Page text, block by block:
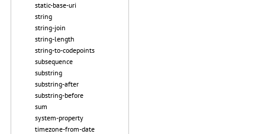
static-base-uri
string
string-join
string-length
string-to-codepoints
subsequence
substring
substring-after
substring-before
sum
system-property
timezone-from-date